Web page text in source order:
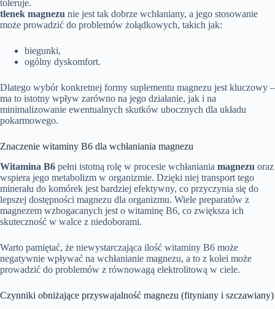
toleruje.
tlenek magnezu nie jest tak dobrze wchłaniany, a jego stosowanie
może prowadzić do problemów żołądkowych, takich jak:
biegunki,
ogólny dyskomfort.
Dlatego wybór konkretnej formy suplementu magnezu jest kluczowy –
ma to istotny wpływ zarówno na jego działanie, jak i na
minimalizowanie ewentualnych skutków ubocznych dla układu
pokarmowego.
Znaczenie witaminy B6 dla wchłaniania magnezu
Witamina B6 pełni istotną rolę w procesie wchłaniania magnezu oraz
wspiera jego metabolizm w organizmie. Dzięki niej transport tego
minerału do komórek jest bardziej efektywny, co przyczynia się do
lepszej dostępności magnezu dla organizmu. Wiele preparatów z
magnezem wzbogacanych jest o witaminę B6, co zwiększa ich
skuteczność w walce z niedoborami.
Warto pamiętać, że niewystarczająca ilość witaminy B6 może
negatywnie wpływać na wchłanianie magnezu, a to z kolei może
prowadzić do problemów z równowagą elektrolitową w ciele.
Czynniki obniżające przyswajalność magnezu (fityniany i szczawiany)